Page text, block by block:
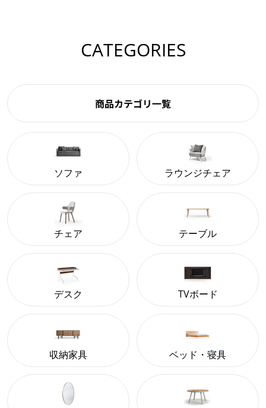
CATEGORIES
商品カテゴリ一覧
ソファ ラウンジチェア
チェア テーブル
デスク TVボード
収納家具 ベッド・寝具